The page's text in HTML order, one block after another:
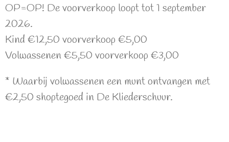
OP=OP! De voorverkoop loopt tot 1 september
2026.
Kind €12,50 voorverkoop €5,00
Volwassenen €5,50 voorverkoop €3,00
* Waarbij volwassenen een munt ontvangen met
€2,50 shoptegoed in De Kliederschuur.